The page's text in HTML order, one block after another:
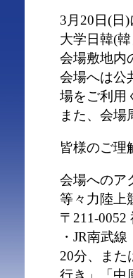
3月20日(
大学日韓(
会場敷地内
会場へは公
場をご利用
また、会場
皆様のご理
会場へのア
等々力陸上
〒211-
・JR南武
20分、また
行き」「中